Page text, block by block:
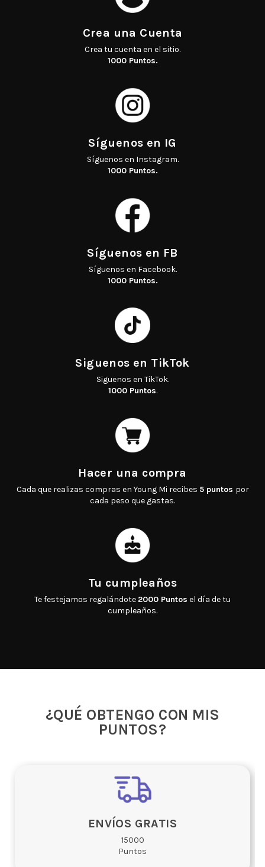
Crea tu cuenta en el sitio.
1000 Puntos.
Síguenos en Instagram.
1000 Puntos.
Síguenos en Facebook.
1000 Puntos.
Siguenos en TikTok.
1000 Puntos.
Cada que realizas compras en Young Mi recibes 5 puntos por
cada peso que gastas.
Te festejamos regalándote 2000 Puntos el día de tu
cumpleaños.
¿QUÉ OBTENGO CON MIS
15000
Puntos